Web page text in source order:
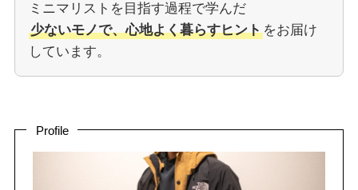
ミニマリストを目指す過程で学んだ
少ないモノで、心地よく暮らすヒントをお届け
しています。
Profile